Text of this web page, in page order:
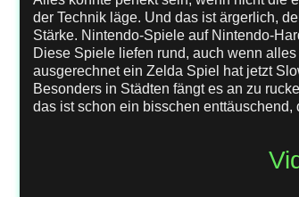
der Technik läge. Und das ist ärgerlich,
Stärke. Nintendo-Spiele auf Nintendo-
Diese Spiele liefen rund, auch wenn
ausgerechnet ein Zelda Spiel hat jetzt
Besonders in Städten fängt es an zu
das ist schon ein bisschen